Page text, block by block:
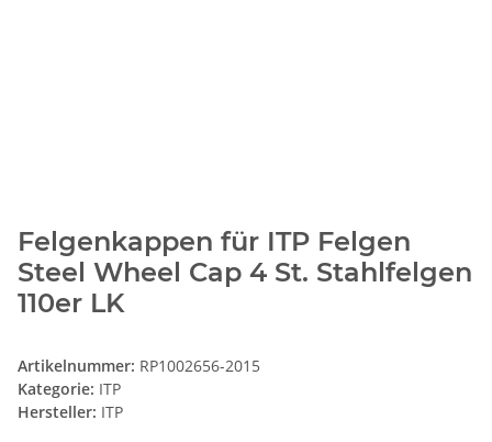
Felgenkappen für ITP Felgen
Steel Wheel Cap 4 St. Stahlfelgen
110er LK
Artikelnummer: RP1002656-2015
Kategorie: ITP
Hersteller: ITP